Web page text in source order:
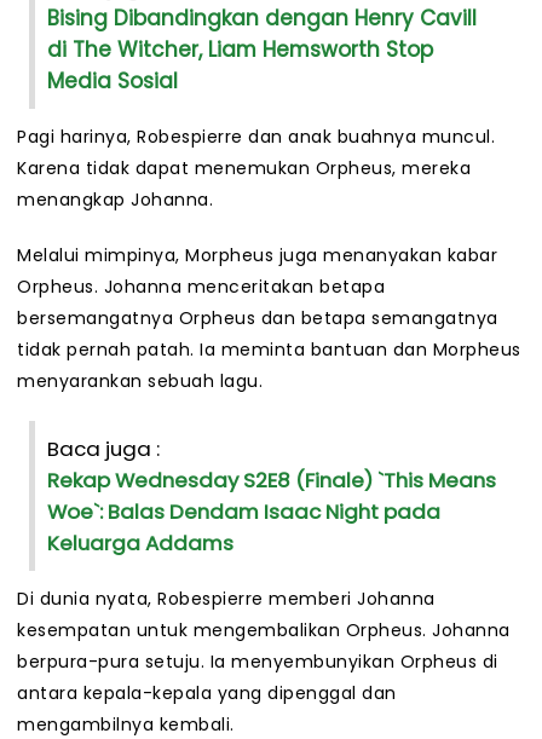
Bising Dibandingkan dengan Henry Cavill
di The Witcher, Liam Hemsworth Stop
Media Sosial
Pagi harinya, Robespierre dan anak buahnya muncul.
Karena tidak dapat menemukan Orpheus, mereka
menangkap Johanna.
Melalui mimpinya, Morpheus juga menanyakan kabar
Orpheus. Johanna menceritakan betapa
bersemangatnya Orpheus dan betapa semangatnya
tidak pernah patah. Ia meminta bantuan dan Morpheus
menyarankan sebuah lagu.
Baca juga :
Rekap Wednesday S2E8 (Finale) `This Means
Woe`: Balas Dendam Isaac Night pada
Keluarga Addams
Di dunia nyata, Robespierre memberi Johanna
kesempatan untuk mengembalikan Orpheus. Johanna
berpura-pura setuju. Ia menyembunyikan Orpheus di
antara kepala-kepala yang dipenggal dan
mengambilnya kembali.